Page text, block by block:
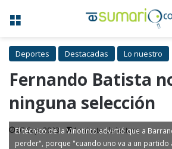
Menú
Deportes Destacadas Lo nuestro
Fernando Batista
ninguna selección
07 Sep, 2023 1 minuto de lectura
El técnico de la Vinotinto advirtió que a
perder", porque "cuando uno va a un partido